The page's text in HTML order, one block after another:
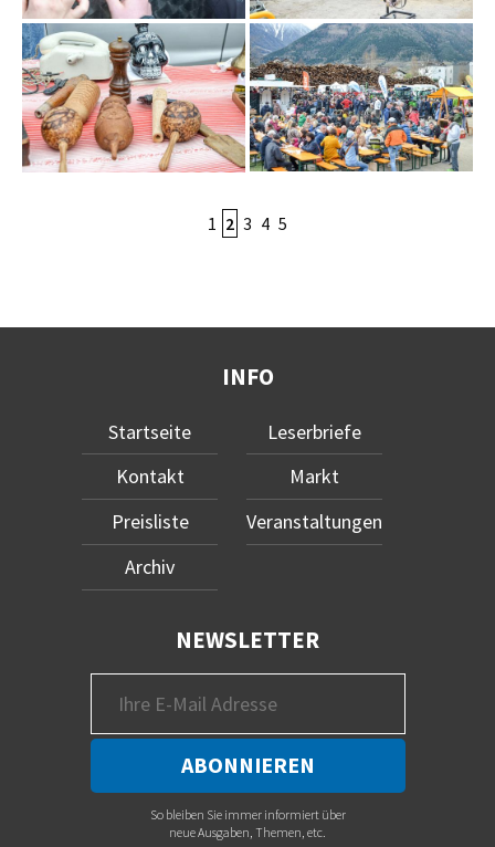
1 2 3 4 5
INFO
Startseite
Kontakt
Preisliste
Archiv
Leserbriefe
Markt
Veranstaltungen
NEWSLETTER
So bleiben Sie immer informiert über
neue Ausgaben, Themen, etc.